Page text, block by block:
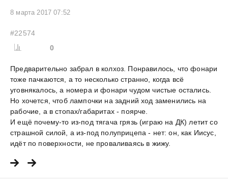
8 марта 2017 07:52
#22574
0
Предварительно забрал в колхоз. Понравилось, что фонари
тоже пачкаются, а то несколько странно, когда всё
уговнякалось, а номера и фонари чудом чистые остались.
Но хочется, чтоб лампочки на задний ход заменились на
рабочие, а в стопах/габаритах - поярче.
И ещё почему-то из-под тягача грязь (играю на ДК) летит со
страшной силой, а из-под полуприцепа - нет: он, как Иисус,
идёт по поверхности, не проваливаясь в жижу.